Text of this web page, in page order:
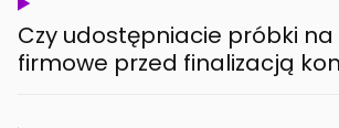
Czy udostępniacie próbki
firmowe przed finalizacją